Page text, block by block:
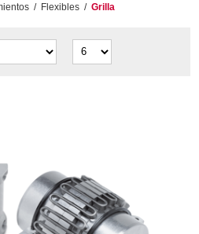
/ Flexibles / Grilla